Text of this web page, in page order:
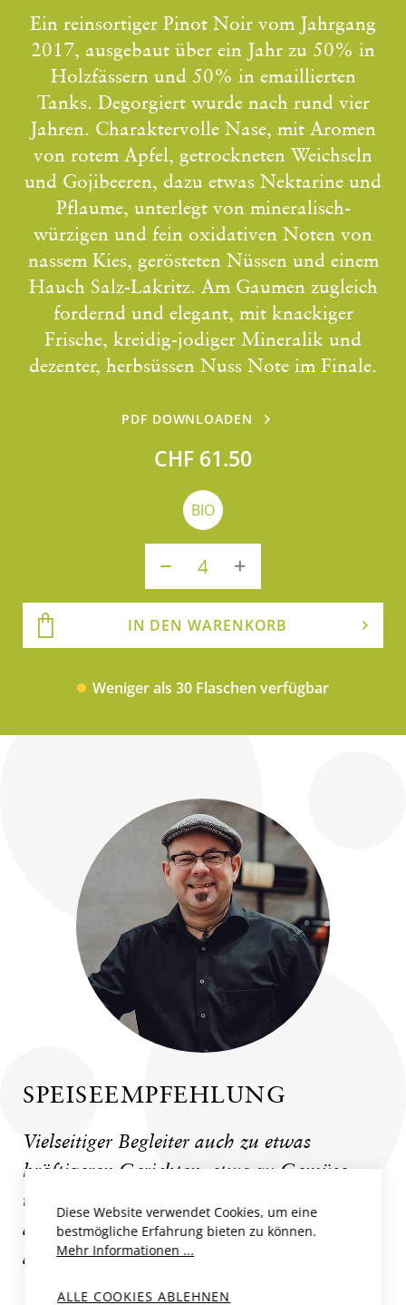
Ein reinsortiger Pinot Noir vom Jahrgang
2017, ausgebaut über ein Jahr zu 50% in
Holzfässern und 50% in emaillierten
Tanks. Degorgiert wurde nach rund vier
Jahren. Charaktervolle Nase, mit Aromen
von rotem Apfel, getrockneten Weichseln
und Gojibeeren, dazu etwas Nektarine und
Pflaume, unterlegt von mineralisch-
würzigen und fein oxidativen Noten von
nassem Kies, gerösteten Nüssen und einem
Hauch Salz-Lakritz. Am Gaumen zugleich
fordernd und elegant, mit knackiger
Frische, kreidig-jodiger Mineralik und
dezenter, herbsüssen Nuss Note im Finale.
PDF DOWNLOADEN
CHF 61.50
BIO
IN DEN WARENKORB
Weniger als 30 Flaschen verfügbar
SPEISEEMPFEHLUNG
Vielseitiger Begleiter auch zu etwas
kräftigeren Gerichten, etwa zu Gemüse
vom Grill, Eintöpfen, oder zu Paella, aber
auch zu auf der Haut gebratenem Zander
auf Wirsing mit Speckschaum.
Diese Website verwendet Cookies, um eine
bestmögliche Erfahrung bieten zu können.
Mehr Informationen ...
ALLE COOKIES ABLEHNEN